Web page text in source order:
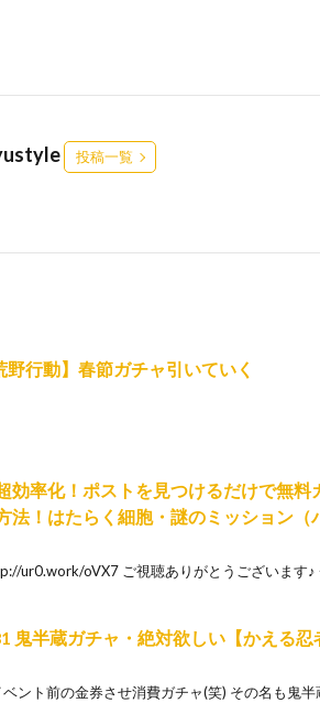
投稿一覧
野行動】春節ガチャ引いていく
効率化！ポストを見つけるだけで無
法！はたらく細胞・謎のミッション（
ur0.work/oVX7 ご視聴ありがとうございます
鬼半蔵ガチャ・絶対欲しい【かえる忍
ント前の金券させ消費ガチャ(笑) その名も鬼